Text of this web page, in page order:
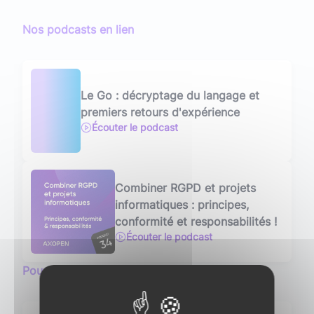
Nos podcasts en lien
Le Go : décryptage du langage et
premiers retours d'expérience
Écouter le podcast
Combiner RGPD et projets
informatiques : principes,
conformité et responsabilités !
Écouter le podcast
Pour aller plus loin